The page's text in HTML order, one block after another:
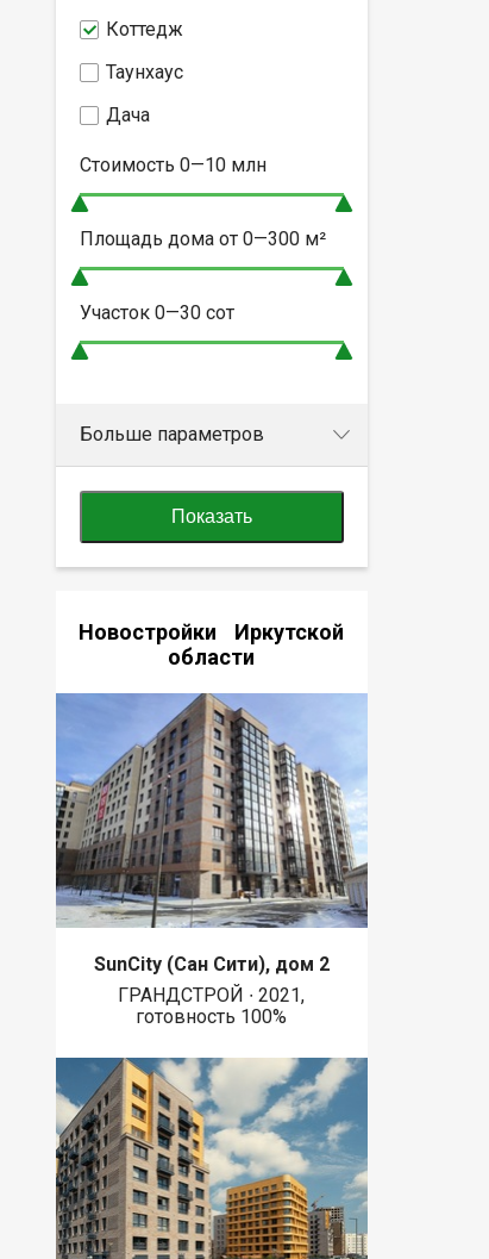
Коттедж
Таунхаус
Дача
Стоимость 0—10млн
Площадь дома от 0—300м²
Участок 0—30сот
Больше параметров
Показать
Новостройки Иркутской
области
SunCity (Сан Сити), дом 2
ГРАНДСТРОЙ ∙ 2021,
готовность 100%